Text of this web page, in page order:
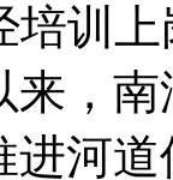
培训
，
进河